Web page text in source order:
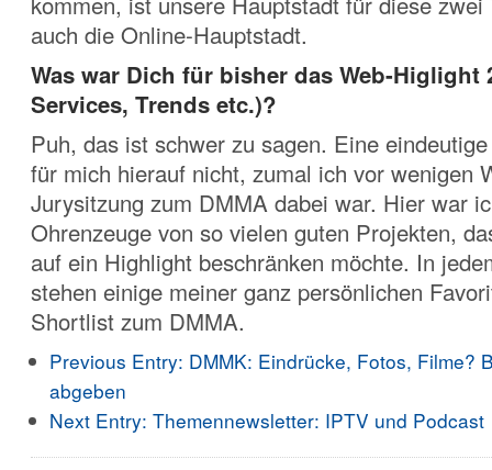
auch die Online-Hauptstadt.
Was war Dich für bisher das Web-Higlight
Services, Trends etc.)?
Puh, das ist schwer zu sagen. Eine
für mich hierauf nicht, zumal ich vor wenigen
Jurysitzung zum DMMA dabei war. Hier war
Ohrenzeuge von so vielen guten Projekten,
auf ein Highlight beschränken möchte. In
stehen einige meiner ganz persönlichen
Shortlist zum DMMA.
Previous Entry: DMMK: Eindrücke, Fotos, Filme?
abgeben
Next Entry: Themennewsletter: IPTV und Podcast